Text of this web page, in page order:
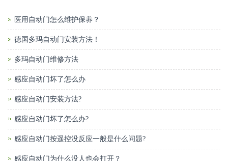
医用自动门怎么维护保养？
德国多玛自动门安装方法！
多玛自动门维修方法
感应自动门坏了怎么办
感应自动门安装方法?
感应自动门坏了怎么办?
感应自动门按遥控没反应一般是什么问题?
感应自动门为什么没人也会打开？